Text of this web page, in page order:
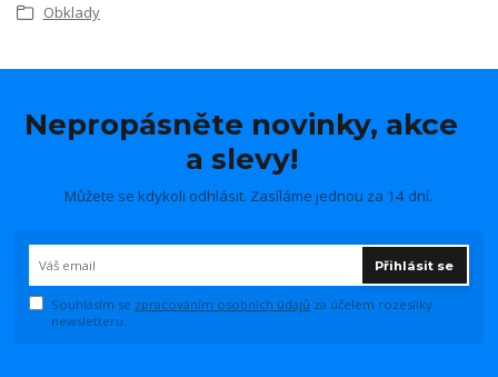
Obklady
Nepropásněte novinky, akce
a slevy!
Můžete se kdykoli odhlásit. Zasíláme jednou za 14 dní.
Přihlásit se
Souhlasím se zpracováním osobních údajů za účelem rozesílky
newsletteru.